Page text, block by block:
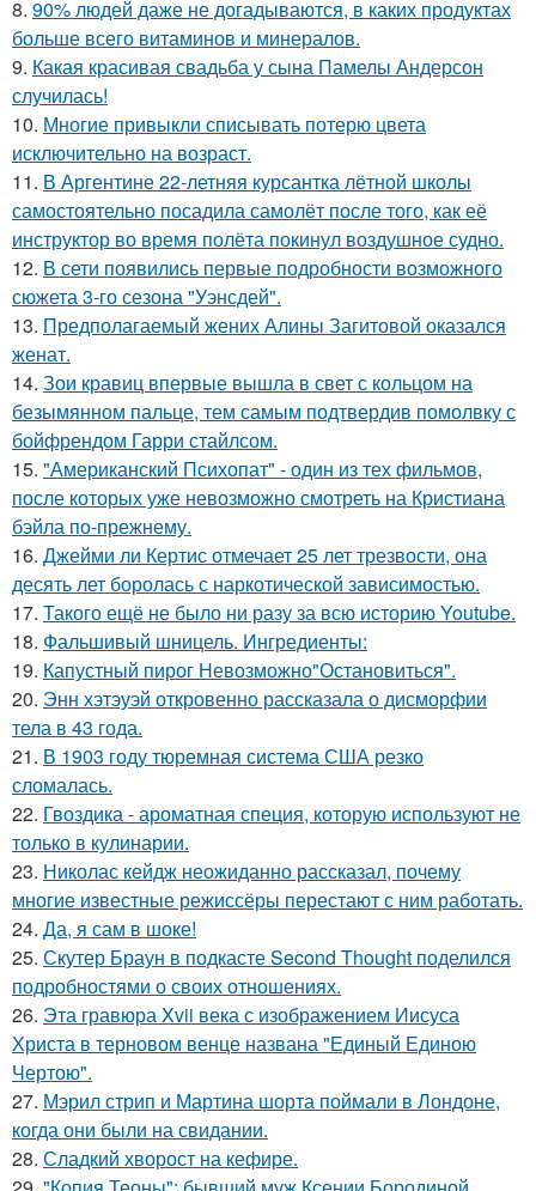
8. 90% людей даже не догадываются, в каких продуктах
больше всего витаминов и минералов.
9. Какая красивая свадьба у сына Памелы Андерсон
случилась!
10. Многие привыкли списывать потерю цвета
исключительно на возраст.
11. В Аргентине 22-летняя курсантка лётной школы
самостоятельно посадила самолёт после того, как её
инструктор во время полёта покинул воздушное судно.
12. В сети появились первые подробности возможного
сюжета 3-го сезона "Уэнсдей".
13. Предполагаемый жених Алины Загитовой оказался
женат.
14. Зои кравиц впервые вышла в свет с кольцом на
безымянном пальце, тем самым подтвердив помолвку с
бойфрендом Гарри стайлсом.
15. "Американский Психопат" - один из тех фильмов,
после которых уже невозможно смотреть на Кристиана
бэйла по-прежнему.
16. Джейми ли Кертис отмечает 25 лет трезвости, она
десять лет боролась с наркотической зависимостью.
17. Такого ещё не было ни разу за всю историю Youtube.
18. Фальшивый шницель. Ингредиенты:
19. Капустный пирог Невозможно"Остановиться".
20. Энн хэтэуэй откровенно рассказала о дисморфии
тела в 43 года.
21. В 1903 году тюремная система США резко
сломалась.
22. Гвоздика - ароматная специя, которую используют не
только в кулинарии.
23. Николас кейдж неожиданно рассказал, почему
многие известные режиссёры перестают с ним работать.
24. Да, я сам в шоке!
25. Скутер Браун в подкасте Second Thought поделился
подробностями о своих отношениях.
26. Эта гравюра Xvii века с изображением Иисуса
Христа в терновом венце названа "Единый Единою
Чертою".
27. Мэрил стрип и Мартина шорта поймали в Лондоне,
когда они были на свидании.
28. Сладкий хворост на кефире.